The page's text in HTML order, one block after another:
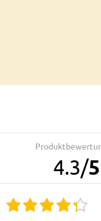
4.3/5